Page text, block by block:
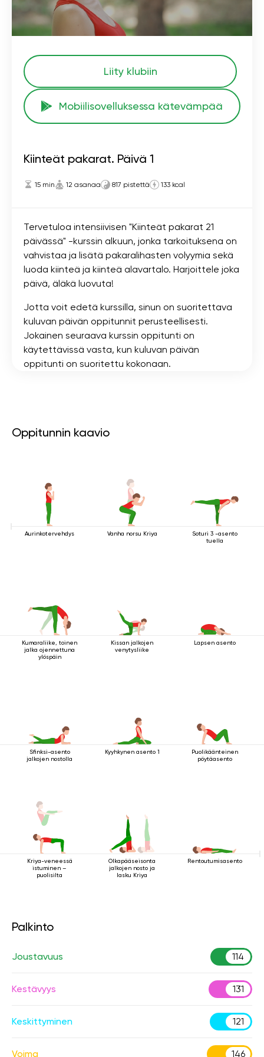
Liity klubiin
Mobiilisovelluksessa kätevämpää
Kiinteät pakarat. Päivä 1
15 min 12 asanaa 817 pistettä 133 kcal
Tervetuloa intensiivisen "Kiinteät pakarat 21
päivässä" -kurssin alkuun, jonka tarkoituksena on
vahvistaa ja lisätä pakaralihasten volyymia sekä
luoda kiinteä ja kiinteä alavartalo. Harjoittele joka
päivä, äläkä luovuta!
Jotta voit edetä kurssilla, sinun on suoritettava
kuluvan päivän oppitunnit perusteellisesti.
Jokainen seuraava kurssin oppitunti on
käytettävissä vasta, kun kuluvan päivän
oppitunti on suoritettu kokonaan.
Oppitunnin kaavio
Aurinkotervehdys Vanha norsu Kriya
Soturi 3 -asento
tuella
Kumaraliike, toinen
jalka ojennettuna
ylöspäin
Kissan jalkojen
venytysliike
Lapsen asento
Sfinksi-asento
jalkojen nostolla
Kyyhkynen asento 1
Puolikäänteinen
pöytäasento
Kriya-veneessä
istuminen –
puolisilta
Olkapääseisonta
jalkojen nosto ja
lasku Kriya
Rentoutumisasento
Palkinto
Joustavuus 114
Kestävyys 131
Keskittyminen 121
Voima 146